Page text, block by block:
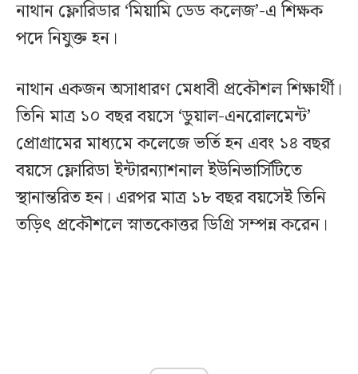
নাথান ফ্লোরিডার ‘মিয়ামি ডেড কলেজ’-এ শিক্ষক
পদে নিযুক্ত হন।
নাথান একজন অসাধারণ মেধাবী প্রকৌশল শিক্ষার্থী।
তিনি মাত্র ১০ বছর বয়সে ‘ডুয়াল-এনরোলমেন্ট’
প্রোগ্রামের মাধ্যমে কলেজে ভর্তি হন এবং ১৪ বছর
বয়সে ফ্লোরিডা ইন্টারন্যাশনাল ইউনিভার্সিটিতে
স্থানান্তরিত হন। এরপর মাত্র ১৮ বছর বয়সেই তিনি
তড়িৎ প্রকৌশলে স্নাতকোত্তর ডিগ্রি সম্পন্ন করেন।